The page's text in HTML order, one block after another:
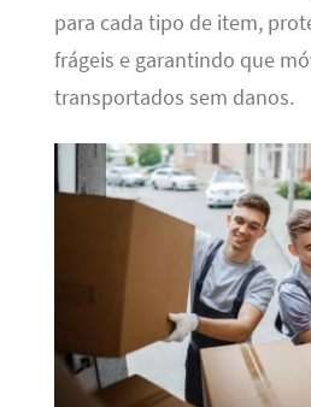
para cada tipo de item,
frágeis e garantindo que
transportados sem danos.